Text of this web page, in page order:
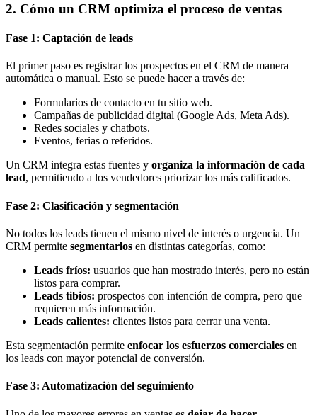
2. Cómo un CRM optimiza el proceso de ventas
Fase 1: Captación de leads
El primer paso es registrar los prospectos en el CRM de manera
automática o manual. Esto se puede hacer a través de:
Formularios de contacto en tu sitio web.
Campañas de publicidad digital (Google Ads, Meta Ads).
Redes sociales y chatbots.
Eventos, ferias o referidos.
Un CRM integra estas fuentes y organiza la información de cada
lead, permitiendo a los vendedores priorizar los más calificados.
Fase 2: Clasificación y segmentación
No todos los leads tienen el mismo nivel de interés o urgencia. Un
CRM permite segmentarlos en distintas categorías, como:
Leads fríos: usuarios que han mostrado interés, pero no están
listos para comprar.
Leads tibios: prospectos con intención de compra, pero que
requieren más información.
Leads calientes: clientes listos para cerrar una venta.
Esta segmentación permite enfocar los esfuerzos comerciales en
los leads con mayor potencial de conversión.
Fase 3: Automatización del seguimiento